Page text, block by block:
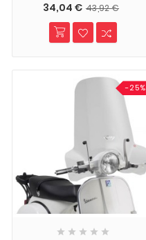
34,04 € 43,92 €
-25%
    